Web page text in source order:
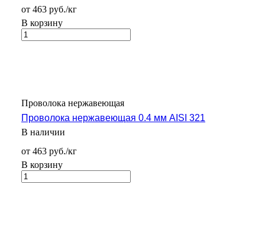
от 463 руб./кг
В корзину
Проволока нержавеющая
Проволока нержавеющая 0.4 мм AISI 321
В наличии
от 463 руб./кг
В корзину